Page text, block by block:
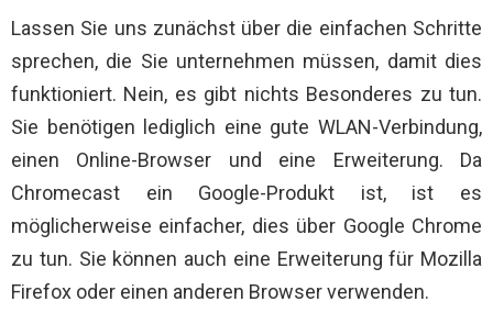
Lassen Sie uns zunächst über die einfachen Schritte
sprechen, die Sie unternehmen müssen, damit dies
funktioniert. Nein, es gibt nichts Besonderes zu tun.
Sie benötigen lediglich eine gute WLAN-Verbindung,
einen Online-Browser und eine Erweiterung. Da
Chromecast ein Google-Produkt ist, ist es
möglicherweise einfacher, dies über Google Chrome
zu tun. Sie können auch eine Erweiterung für Mozilla
Firefox oder einen anderen Browser verwenden.